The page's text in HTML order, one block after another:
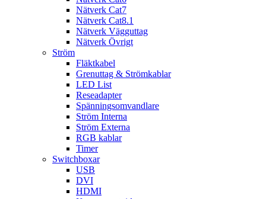
Nätverk Cat7
Nätverk Cat8.1
Nätverk Vägguttag
Nätverk Övrigt
Ström
Fläktkabel
Grenuttag & Strömkablar
LED List
Reseadapter
Spänningsomvandlare
Ström Interna
Ström Externa
RGB kablar
Timer
Switchboxar
USB
DVI
HDMI